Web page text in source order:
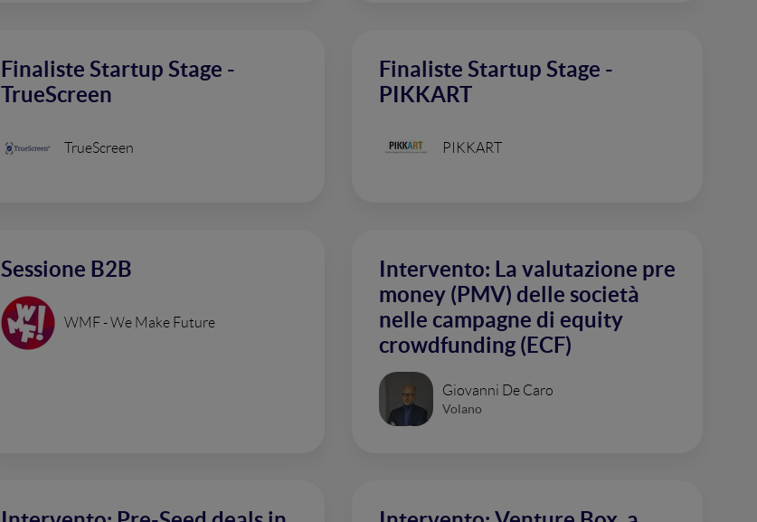
Finaliste Startup Stage -
TrueScreen
TrueScreen
Finaliste Startup Stage -
PIKKART
PIKKART
Sessione B2B
WMF - We Make Future
Intervento: La valutazione pre
money (PMV) delle società
nelle campagne di equity
crowdfunding (ECF)
Giovanni De Caro
Volano